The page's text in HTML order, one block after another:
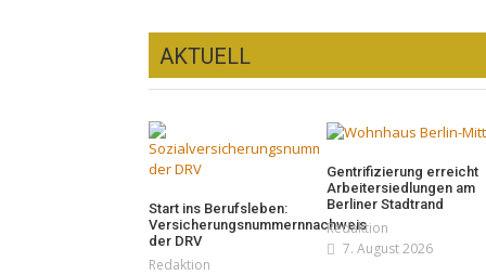
AKTUELL
Start ins Berufsleben:
Versicherungsnummernnachweis
der DRV
Redaktion
Gentrifizierung erreicht
Arbeitersiedlungen am
Berliner Stadtrand
Redaktion
7. August 2026